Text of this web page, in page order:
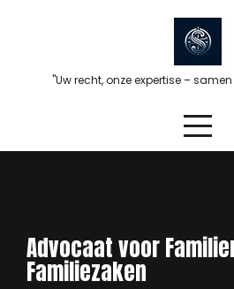
"Uw recht, onze expertise –
Advocaat voor
Familiezaken